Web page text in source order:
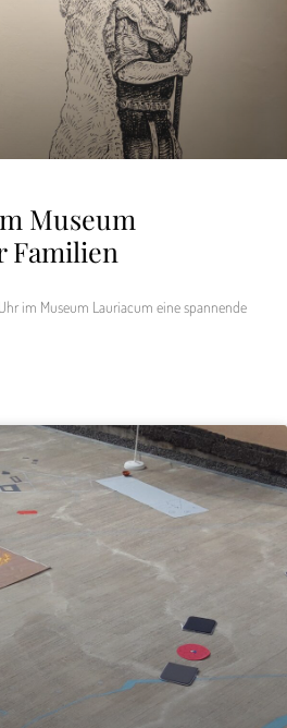
Museum
Familien
im Museum Lauriacum eine spannende